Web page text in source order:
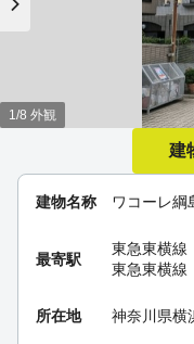
建物名称 ワコーレ綱
最寄駅
東急東横線
東急東横線
所在地 神奈川県横
1/8 外観
建